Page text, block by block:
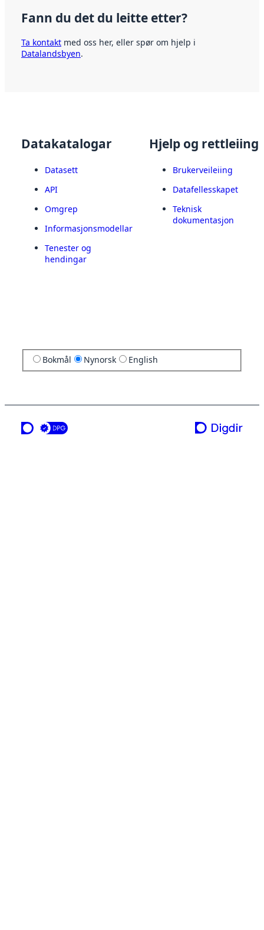
Fann du det du leitte etter?
Ta kontakt med oss her, eller spør om hjelp i
Datalandsbyen.
Datakatalogar
Datasett
API
Omgrep
Informasjonsmodellar
Tenester og
hendingar
Hjelp og rettleiing
Brukerveileiing
Datafellesskapet
Teknisk
dokumentasjon
Bokmål Nynorsk English